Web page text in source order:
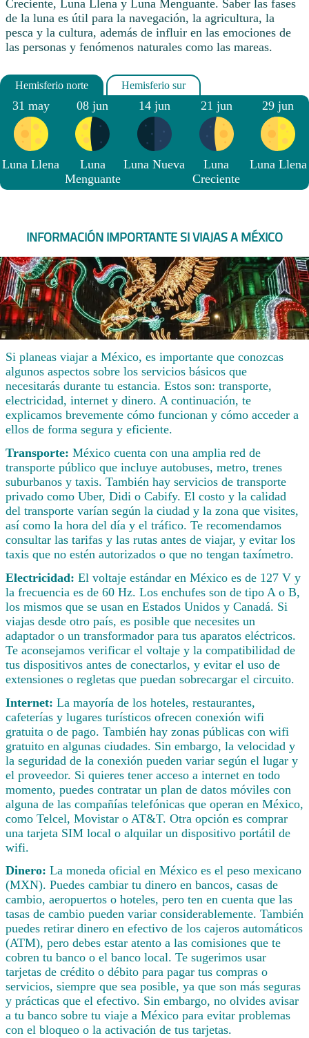
Creciente, Luna Llena y Luna Menguante. Saber las fases
de la luna es útil para la navegación, la agricultura, la
pesca y la cultura, además de influir en las emociones de
las personas y fenómenos naturales como las mareas.
31 may
Luna Llena
08 jun
Luna
Menguante
14 jun
Luna Nueva
21 jun
Luna
Creciente
29 jun
Luna Llena
INFORMACIÓN IMPORTANTE SI VIAJAS A MÉXICO
Si planeas viajar a México, es importante que conozcas
algunos aspectos sobre los servicios básicos que
necesitarás durante tu estancia. Estos son: transporte,
electricidad, internet y dinero. A continuación, te
explicamos brevemente cómo funcionan y cómo acceder a
ellos de forma segura y eficiente.
Transporte: México cuenta con una amplia red de
transporte público que incluye autobuses, metro, trenes
suburbanos y taxis. También hay servicios de transporte
privado como Uber, Didi o Cabify. El costo y la calidad
del transporte varían según la ciudad y la zona que visites,
así como la hora del día y el tráfico. Te recomendamos
consultar las tarifas y las rutas antes de viajar, y evitar los
taxis que no estén autorizados o que no tengan taxímetro.
Electricidad: El voltaje estándar en México es de 127 V y
la frecuencia es de 60 Hz. Los enchufes son de tipo A o B,
los mismos que se usan en Estados Unidos y Canadá. Si
viajas desde otro país, es posible que necesites un
adaptador o un transformador para tus aparatos eléctricos.
Te aconsejamos verificar el voltaje y la compatibilidad de
tus dispositivos antes de conectarlos, y evitar el uso de
extensiones o regletas que puedan sobrecargar el circuito.
Internet: La mayoría de los hoteles, restaurantes,
cafeterías y lugares turísticos ofrecen conexión wifi
gratuita o de pago. También hay zonas públicas con wifi
gratuito en algunas ciudades. Sin embargo, la velocidad y
la seguridad de la conexión pueden variar según el lugar y
el proveedor. Si quieres tener acceso a internet en todo
momento, puedes contratar un plan de datos móviles con
alguna de las compañías telefónicas que operan en México,
como Telcel, Movistar o AT&T. Otra opción es comprar
una tarjeta SIM local o alquilar un dispositivo portátil de
wifi.
Dinero: La moneda oficial en México es el peso mexicano
(MXN). Puedes cambiar tu dinero en bancos, casas de
cambio, aeropuertos o hoteles, pero ten en cuenta que las
tasas de cambio pueden variar considerablemente. También
puedes retirar dinero en efectivo de los cajeros automáticos
(ATM), pero debes estar atento a las comisiones que te
cobren tu banco o el banco local. Te sugerimos usar
tarjetas de crédito o débito para pagar tus compras o
servicios, siempre que sea posible, ya que son más seguras
y prácticas que el efectivo. Sin embargo, no olvides avisar
a tu banco sobre tu viaje a México para evitar problemas
con el bloqueo o la activación de tus tarjetas.